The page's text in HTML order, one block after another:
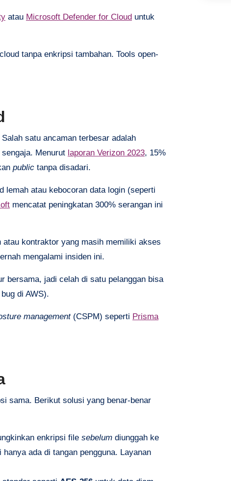
atau Microsoft Defender for Cloud untuk
tanpa enkripsi tambahan. Tools open-
satu ancaman terbesar adalah
Menurut laporan Verizon 2023, 15%
public tanpa disadari.
lemah atau kebocoran data login (seperti
mencatat peningkatan 300% serangan ini
kontraktor yang masih memiliki akses
mengalami insiden ini.
bersama, jadi celah di satu pelanggan bisa
di AWS).
management(CSPM) seperti Prisma
sama. Berikut solusi yang benar-benar
enkripsi file sebelum diunggah ke
ada di tangan pengguna. Layanan